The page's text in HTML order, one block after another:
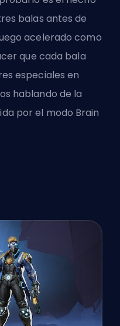
balas antes de
acelerado como
que cada bala
especiales en
hablando de la
por el modo Brain